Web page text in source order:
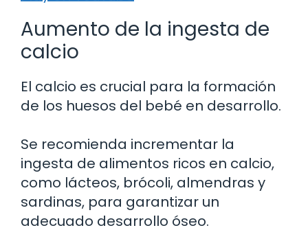
Aumento de la ingesta de
calcio
El calcio es crucial para la formación
de los huesos del bebé en desarrollo.
Se recomienda incrementar la
ingesta de alimentos ricos en calcio,
como lácteos, brócoli, almendras y
sardinas, para garantizar un
adecuado desarrollo óseo.